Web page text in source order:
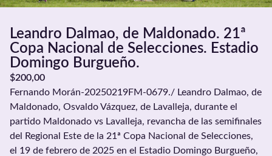
Leandro Dalmao, de Maldonado. 21ª
Copa Nacional de Selecciones. Estadio
Domingo Burgueño.
$200,00
Fernando Morán-20250219FM-0679./ Leandro Dalmao, de
Maldonado, Osvaldo Vázquez, de Lavalleja, durante el
partido Maldonado vs Lavalleja, revancha de las semifinales
del Regional Este de la 21ª Copa Nacional de Selecciones,
el 19 de febrero de 2025 en el Estadio Domingo Burgueño,